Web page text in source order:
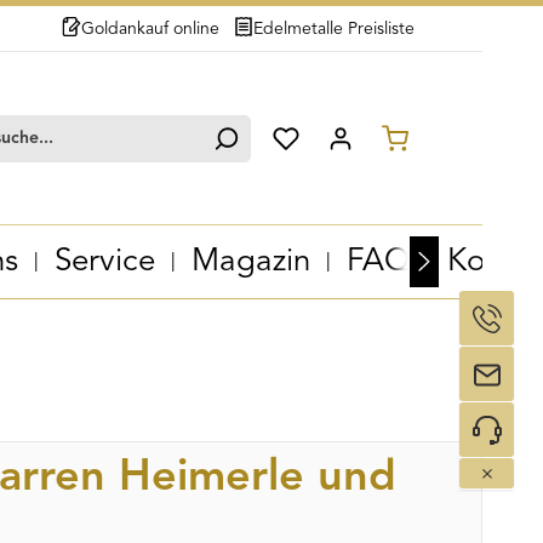
Goldankauf online Edelmetalle Preisliste
Du hast 0 Produkte auf dem
Warenkorb
Service Magazin FAQ
Heimerle und